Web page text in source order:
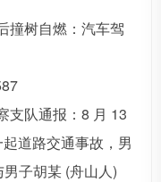
撞树自燃：汽车驾
支队通报：8 月 13
道路交通事故，男
子胡某 (舟山人)